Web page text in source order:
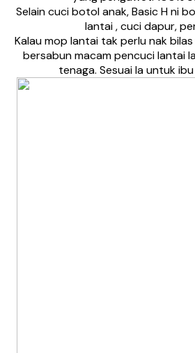
Selain cuci botol anak, Basic H ni
lantai , cuci dapur,
Kalau mop lantai tak perlu nak
bersabun macam pencuci lantai
tenaga. Sesuai la untuk